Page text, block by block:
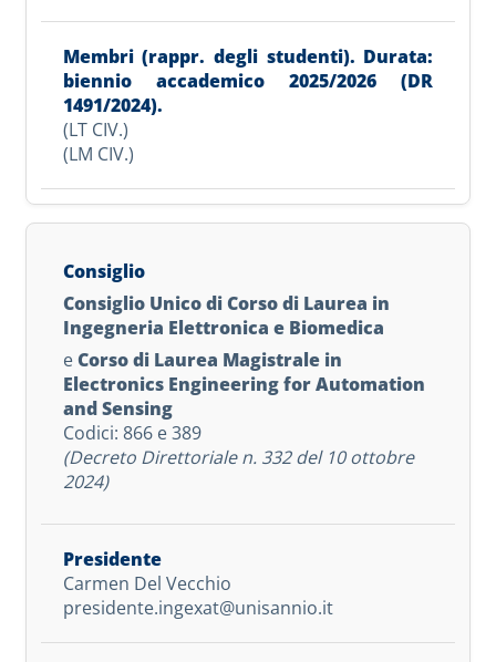
(LT CIV.)
(LM CIV.)
Consiglio Unico di Corso di Laurea in
Ingegneria Elettronica e Biomedica
eCorso di Laurea Magistrale in
Electronics Engineering for Automation
and Sensing
Codici: 866 e 389
(Decreto Direttoriale n. 332 del 10 ottobre
2024)
Carmen Del Vecchio
presidente.ingexat@unisannio.it